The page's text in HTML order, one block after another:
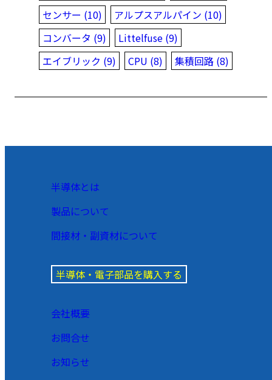
センサー (10)
アルプスアルパイン (10)
コンバータ (9)
Littelfuse (9)
エイブリック (9)
CPU (8) 集積回路 (8)
半導体とは
製品について
間接材・副資材について
半導体・電子部品を購入する
会社概要
お問合せ
お知らせ